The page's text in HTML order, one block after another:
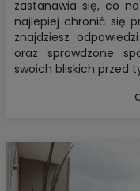
zastanawia się, co
najlepiej chronić się
znajdziesz
oraz sprawdzone
swoich bliskich przed